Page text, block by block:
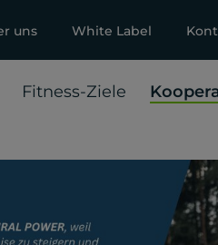
uns White Label
Fitness-Ziele